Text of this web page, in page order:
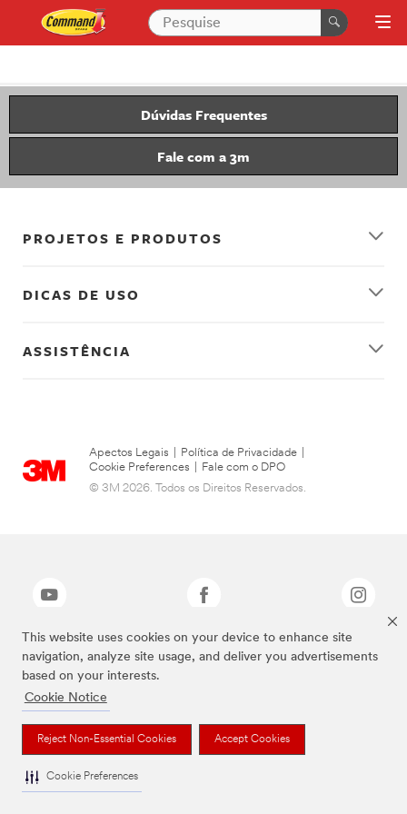
This website uses cookies on your device to enhance site
navigation, analyze site usage, and deliver you advertisements
based on your interests.
Cookie Notice
Reject Non-Essential Cookies Accept Cookies
Cookie Preferences
Dúvidas Frequentes
Fale com a 3m
PROJETOS E PRODUTOS
DICAS DE USO
ASSISTÊNCIA
Apectos Legais Política de Privacidade
Cookie Preferences
Fale com o DPO
© 3M 2026. Todos os Direitos Reservados.
As marcas listadas a cima são marcas comerciais da 3M.